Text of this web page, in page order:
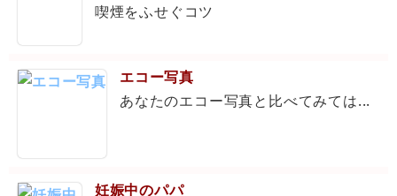
喫煙をふせぐコツ
エコー写真
あなたのエコー写真と比べてみては...
妊娠中のパパ